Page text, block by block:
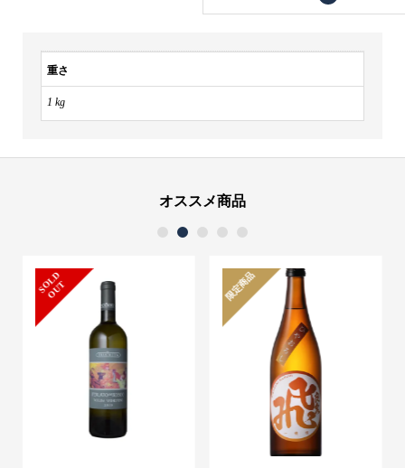
重さ
1 kg
オススメ商品
S
O
L
D
O
U
T 限定商品
2